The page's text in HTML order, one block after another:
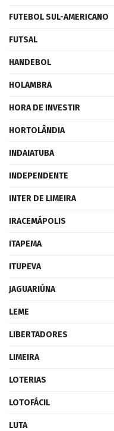
FUTEBOL SUL-AMERICANO
FUTSAL
HANDEBOL
HOLAMBRA
HORA DE INVESTIR
HORTOLÂNDIA
INDAIATUBA
INDEPENDENTE
INTER DE LIMEIRA
IRACEMÁPOLIS
ITAPEMA
ITUPEVA
JAGUARIÚNA
LEME
LIBERTADORES
LIMEIRA
LOTERIAS
LOTOFÁCIL
LUTA